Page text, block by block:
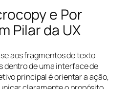
e Por
Pilar da UX
aos fragmentos de texto
dentro de uma interface de
principal é orientar a ação,